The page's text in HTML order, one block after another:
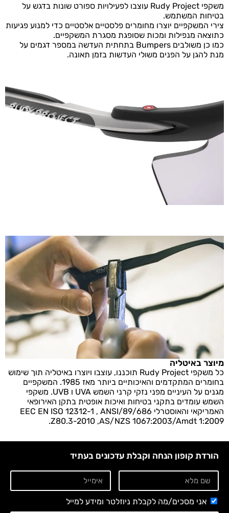
משקפי Rudy Project עוצבו לפעילויות ספורט שונות בדגש על
בטיחות המשתמש.
צירי המשקפיים יוצרו מחומרים פלסטיים אלסטיים כדי למנוע פגיעות
כתוצאה מנפילות ומכות שסופגת מסגרת המשקפיים.
כמו כן משולבים Bumpers בתחתית העדשה במספר דגמים על
מנת להגן על הפנים משולי העדשות בזמן תאונה.
מיוצר באיטליה
כל משקפי Rudy Project תוכננו, עוצבו ויוצרו באיטליה תוך שימוש
בחומרים המתקדמים והאיכותיים ביותר מאז 1985. המשקפיים
מגנים על העיניים מפני נזקי קרני השמש UVA ו UVB. משקפי
השמש עומדים בתקני בטיחות ואיכות אופטית בתקן האירופאי
האמריקאי והאוסטרלי 89/686/EEC EN ISO 12312-1 , ANSI
Z80.3-2010 ,AS/NZS 1067:2003/Amdt 1:2009.
הורדת קופון הנחה וקבלת עדכונים בעתיד
אני מסכים/מה לקבלת ניוזלטר ומידע למייל